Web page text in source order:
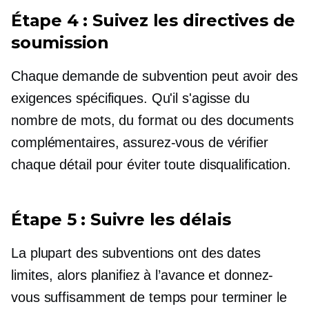
Étape 4 : Suivez les directives de
soumission
Chaque demande de subvention peut avoir des
exigences spécifiques. Qu'il s'agisse du
nombre de mots, du format ou des documents
complémentaires, assurez-vous de vérifier
chaque détail pour éviter toute disqualification.
Étape 5 : Suivre les délais
La plupart des subventions ont des dates
limites, alors planifiez à l’avance et donnez-
vous suffisamment de temps pour terminer le